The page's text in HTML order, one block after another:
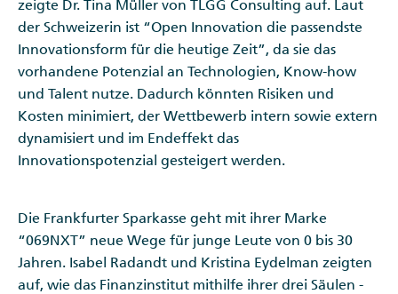
zeigte Dr. Tina Müller von TLGG Consulting auf. Laut
der Schweizerin ist “Open Innovation die passendste
Innovationsform für die heutige Zeit”, da sie das
vorhandene Potenzial an Technologien, Know-how
und Talent nutze. Dadurch könnten Risiken und
Kosten minimiert, der Wettbewerb intern sowie extern
dynamisiert und im Endeffekt das
Innovationspotenzial gesteigert werden.
Die Frankfurter Sparkasse geht mit ihrer Marke
“069NXT” neue Wege für junge Leute von 0 bis 30
Jahren. Isabel Radandt und Kristina Eydelman zeigten
auf, wie das Finanzinstitut mithilfe ihrer drei Säulen -